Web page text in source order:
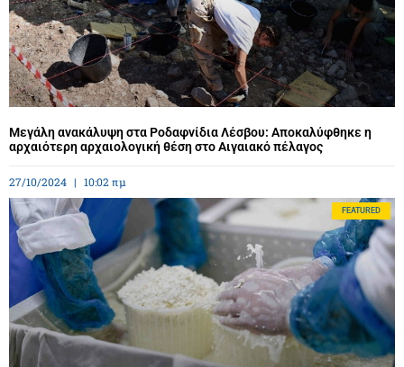
Μεγάλη ανακάλυψη στα Ροδαφνίδια Λέσβου: Αποκαλύφθηκε η
αρχαιότερη αρχαιολογική θέση στο Αιγαιακό πέλαγος
27/10/2024 10:02 πμ
FEATURED